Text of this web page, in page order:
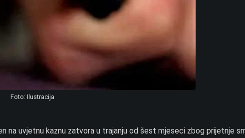
Foto: Ilustracija
na uvjetnu kaznu zatvora u trajanju od šest mjeseci zbog prijetnje